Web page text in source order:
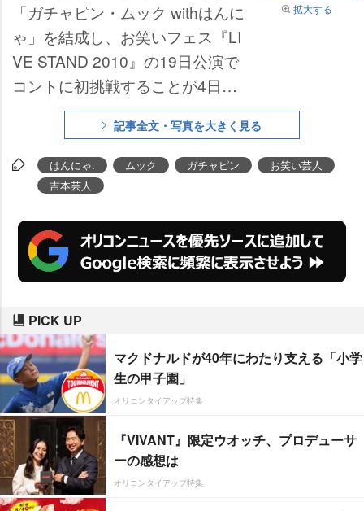
拡大する
「ガチャピン・ムック withはんに
ゃ」を結成し、お笑いフェス『LI
VE STAND 2010』の19日公演で
コントに初挑戦することが4日、
わかった。千葉・幕張メッセ内の
CONA-MONステージで2万人を前
にネタを披露する。この日は初顔
合わせとなった金田哲から熱心な
ダンズンブンゲーム”などの動きを
練習。二人は「2万人の前に立つ
のはすごいドキドキ。困ったら任
金田に託した。
記事全文・写真を大きく見る
はんにゃ. ムック ガチャピン
お笑い芸人
吉本芸人
PICK UP
マクドナルドが40年にわたり支える「小学
生の甲子園」
オリコンタイアップ特集
『VIVANT』限定ウオッチ、プロデューサ
ーの感想は
オリコンタイアップ特集